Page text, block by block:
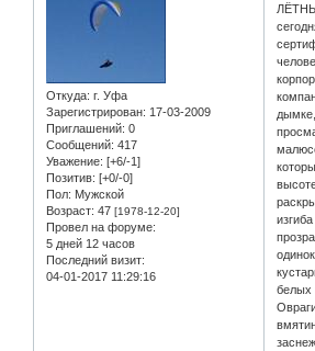
Откуда: г. Уфа
Зарегистрирован: 17-03-2009
Приглашений: 0
Сообщений: 417
Уважение: [+6/-1]
Позитив: [+0/-0]
Пол: Мужской
Возраст: 47 [1978-12-20]
Провел на форуме:
5 дней 12 часов
Последний визит:
04-01-2017 11:29:16
белых